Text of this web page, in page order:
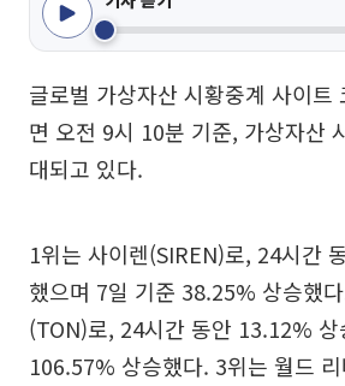
글로벌 가상자산 시황중계 사이트
면 오전 9시 10분 기준, 가상자산
대되고 있다.
1위는 사이렌(SIREN)로, 24시간
했으며 7일 기준 38.25% 상승했
(TON)로, 24시간 동안 13.12%
106.57% 상승했다. 3위는 월드